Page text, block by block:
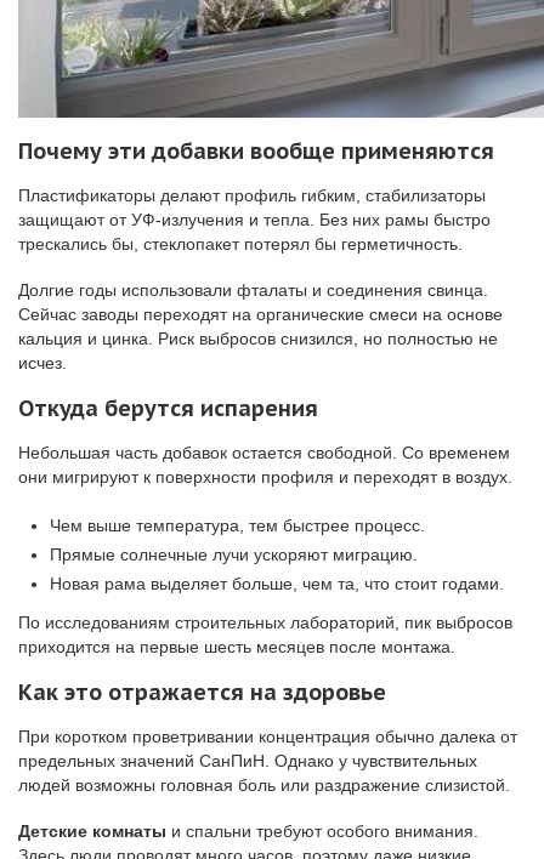
Почему эти добавки вообще применяются
Пластификаторы делают профиль гибким, стабилизаторы
защищают от УФ-излучения и тепла. Без них рамы быстро
трескались бы, стеклопакет потерял бы герметичность.
Долгие годы использовали фталаты и соединения свинца.
Сейчас заводы переходят на органические смеси на основе
кальция и цинка. Риск выбросов снизился, но полностью не
исчез.
Откуда берутся испарения
Небольшая часть добавок остается свободной. Со временем
они мигрируют к поверхности профиля и переходят в воздух.
Чем выше температура, тем быстрее процесс.
Прямые солнечные лучи ускоряют миграцию.
Новая рама выделяет больше, чем та, что стоит годами.
По исследованиям строительных лабораторий, пик выбросов
приходится на первые шесть месяцев после монтажа.
Как это отражается на здоровье
При коротком проветривании концентрация обычно далека от
предельных значений СанПиН. Однако у чувствительных
людей возможны головная боль или раздражение слизистой.
Детские комнаты и спальни требуют особого внимания.